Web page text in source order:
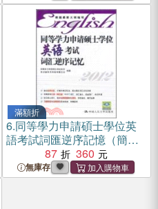
滿額折
6.同等學力申請碩士學位英
語考試詞匯逆序記憶（簡體
87 360
無庫存